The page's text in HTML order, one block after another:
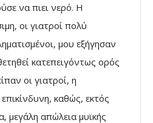
να πιει νερό. Η
οι γιατροί πολύ
μου εξήγησαν
κατεπειγόντως ορός
οι γιατροί, η
καθώς, εκτός
μεγάλη απώλεια μυϊκής